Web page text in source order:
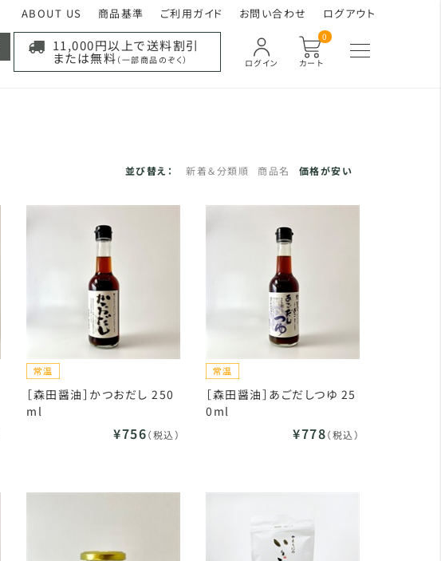
ABOUT US 商品基準 ご利用ガイド お問い合わせ ログアウト
カート
0
ログイン
11,000円以上で送料割引
または無料 （一部商品のぞく）
並び替え： 新着＆分類順 商品名 価格が安い
［森田醤油］かつおだし 250
ml
¥756（税込）
［森田醤油］あごだしつゆ 25
0ml
¥778（税込）